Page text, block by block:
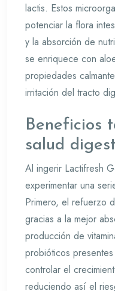
lactis. Estos
potenciar la flora
y la absorción de
se enriquece con
propiedades
irritación del tracto
Beneficios
salud
Al ingerir Lactifresh
experimentar una
Primero, el refuerzo
gracias a la mejor
producción de
probióticos
controlar el
reduciendo así el